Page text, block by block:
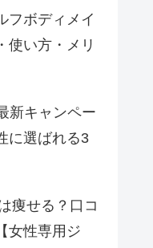
フボディメイ
使い方・メリ
新キャンペー
に選ばれる3
痩せる？口コ
女性専用ジ